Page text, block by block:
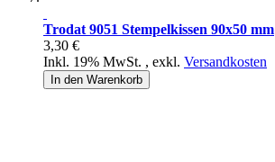
Trodat 9051 Stempelkissen 90x50 mm
3,30 €
Inkl. 19% MwSt. , exkl. Versandkosten
In den Warenkorb